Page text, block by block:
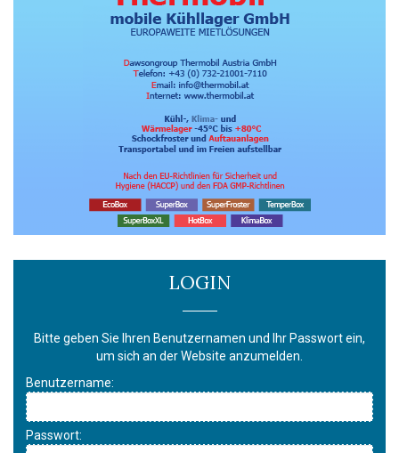
LOGIN
Bitte geben Sie Ihren Benutzernamen und Ihr Passwort ein,
um sich an der Website anzumelden.
Benutzername:
Passwort: